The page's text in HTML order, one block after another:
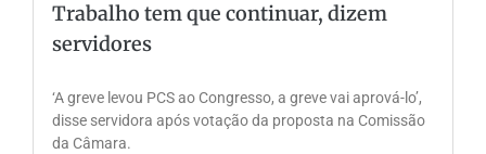
Trabalho tem que continuar, dizem
servidores
‘A greve levou PCS ao Congresso, a greve vai aprová-lo’,
disse servidora após votação da proposta na Comissão
da Câmara.